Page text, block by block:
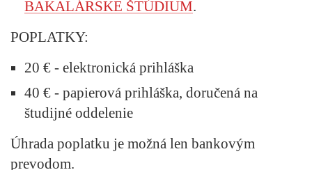
BAKALÁRSKE ŠTÚDIUM.
POPLATKY:
20 € - elektronická prihláška
40 € - papierová prihláška, doručená na
študijné oddelenie
Úhrada poplatku je možná len bankovým
prevodom.